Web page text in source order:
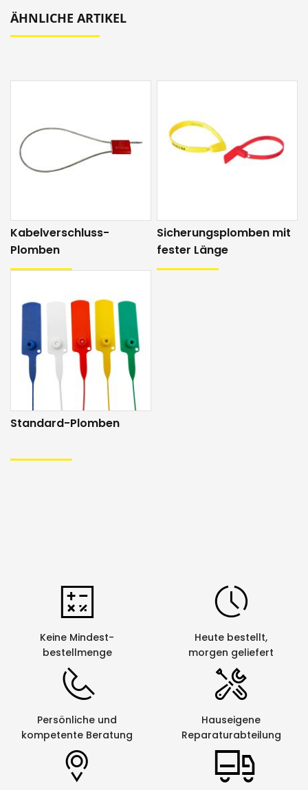
ÄHNLICHE ARTIKEL
Kabelverschluss-
Plomben
Sicherungsplomben mit
fester Länge
Standard-Plomben
Keine Mindest-
bestellmenge
Heute bestellt,
morgen geliefert
Persönliche und
kompetente Beratung
Hauseigene
Reparaturabteilung